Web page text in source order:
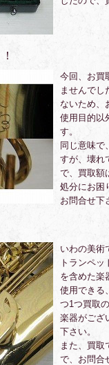
今回、お買
ませんでし
ないため、
使用目的以
す。
同じ意味で
すが、壊れ
で、買取額
処分にお困
お問合せ下
いわの美術
トランペ
を含めた楽
使用できる
つ1つ買取
楽器がござ
下さい。
また、買取
で、お問合